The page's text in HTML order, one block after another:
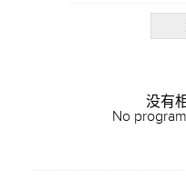
R5
没有
No